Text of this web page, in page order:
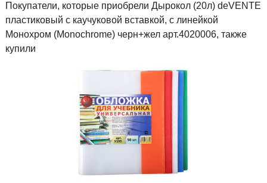
Покупатели, которые приобрели Дырокол (20л) deVENTE
пластиковый с каучуковой вставкой, с линейкой
Монохром (Monochrome) черн+жел арт.4020006, также
купили